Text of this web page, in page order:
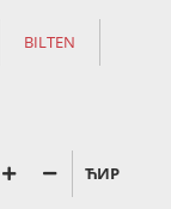
BILTEN
ЋИР